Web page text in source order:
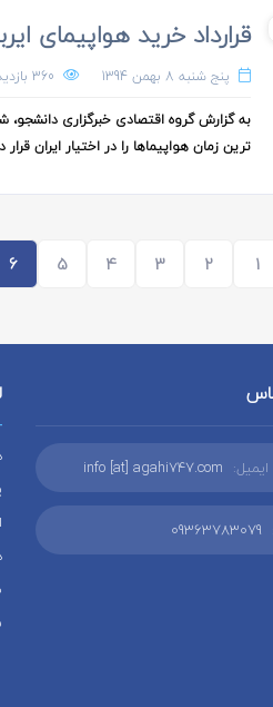
قرارداد خرید هواپیمای
پنج شنبه 8 بهمن 1394 360 بازدید
به گزارش گروه اقتصادی خبرگزاری
ترین زمان هواپیماها را در اختیار ایران
1
2
3
4
5
6
info [at] agahi747.com
09363783079